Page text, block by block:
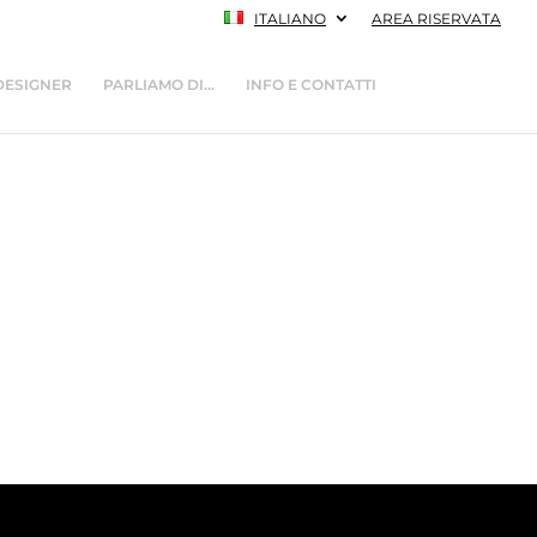
ITALIANO AREA RISERVATA
PARLIAMO DI… INFO E CONTATTI